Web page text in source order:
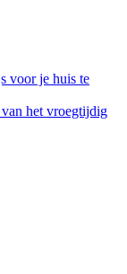
voor je huis te
het vroegtijdig